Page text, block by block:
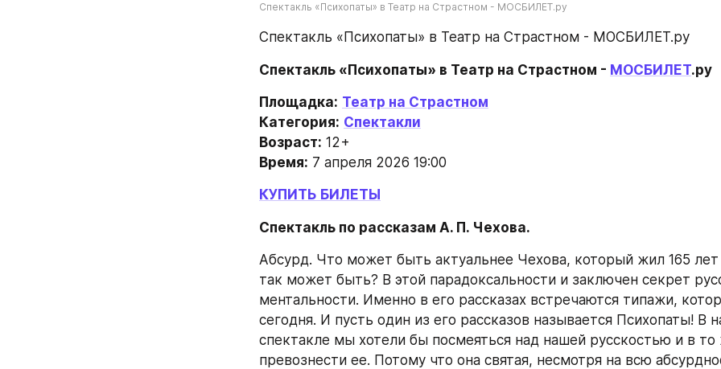
Спектакль «Психопаты» в Театр на Страстном - МОСБИЛЕТ.ру
Спектакль «Психопаты» в Театр на Страстном - МОСБИЛЕТ.ру
Спектакль «Психопаты» в Театр на Страстном - МОСБИЛЕТ.ру
Площадка: Театр на Страстном
Категория: Спектакли
Возраст: 12+
Время: 7 апреля 2026 19:00
КУПИТЬ БИЛЕТЫ
Спектакль по рассказам А. П. Чехова.
Абсурд. Что может быть актуальнее Чехова, который жил 165 лет
так может быть? В этой парадоксальности и заключен секрет
ментальности. Именно в его рассказах встречаются типажи,
сегодня. И пусть один из его рассказов называется Психопаты! В
спектакле мы хотели бы посмеяться над нашей русскостью и в
превознести ее. Потому что она святая, несмотря на всю